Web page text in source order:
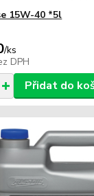
15W-40 *5l
/ks
DPH
Přidat do